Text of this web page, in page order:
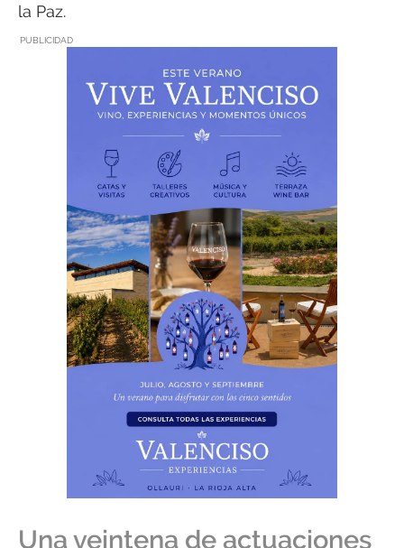
la Paz.
PUBLICIDAD
Una veintena de actuaciones